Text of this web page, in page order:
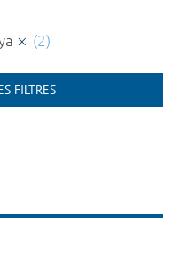
(2)
FILTRES